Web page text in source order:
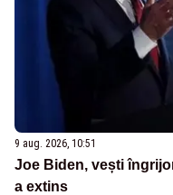
9 aug. 2026, 10:51
Joe Biden, vești
a extins